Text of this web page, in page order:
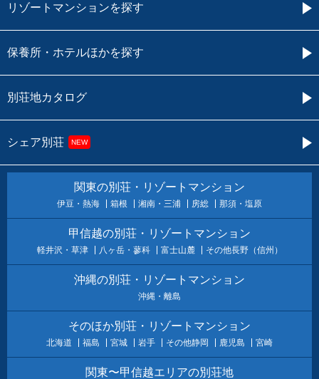
リゾートマンションを探す
保養所・ホテルほかを探す
別荘地カタログ
シェア別荘 NEW
関東の別荘・リゾートマンション
伊豆・熱海 箱根 湘南・三浦 房総 那須・塩原
甲信越の別荘・リゾートマンション
軽井沢・草津 八ヶ岳・蓼科 富士山麓 その他長野（信州）
沖縄の別荘・リゾートマンション
沖縄・離島
そのほか別荘・リゾートマンション
北海道 福島 宮城 岩手 その他静岡 鹿児島 宮崎
関東〜甲信越エリアの別荘地